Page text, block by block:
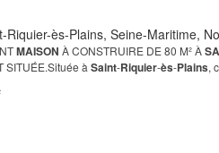
Riquier-ès-Plains, Seine-Maritime,
MAISON À CONSTRUIRE DE 80 M² À
SITUÉE.Située àSaint-Riquier-ès-Plains,
à toutes ses pièces.Le terrain de 855